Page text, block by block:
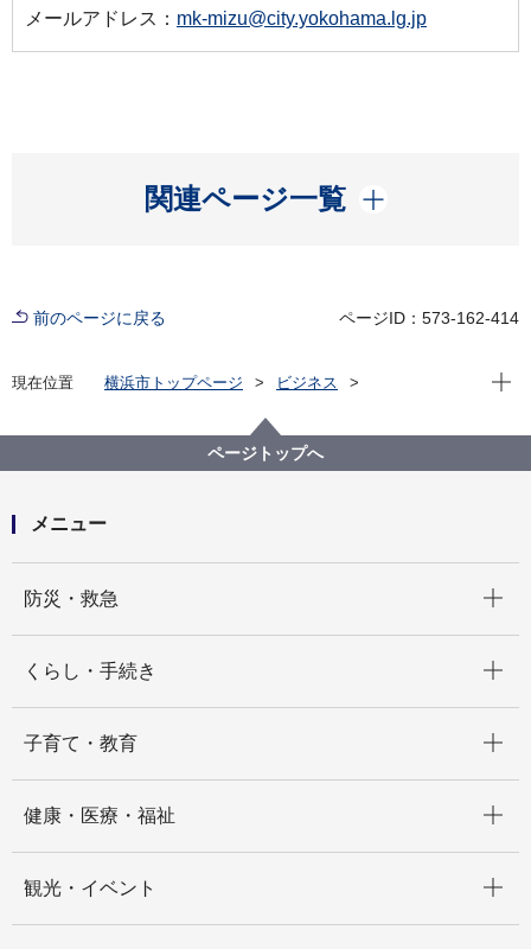
メールアドレス： mk-mizu@city.yokohama.lg.jp
関連ページ一覧
開く
前のページに戻る ページID：573-162-414
現在位置 横浜市トップページ
ビジネス
水質汚濁
地下水汚染未然防止のための規制（構造基準）
現在
ページトップへ
メニュー
防災・救急
くらし・手続き
子育て・教育
健康・医療・福祉
観光・イベント